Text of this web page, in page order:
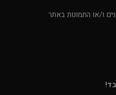
ו/או התמונות באתר